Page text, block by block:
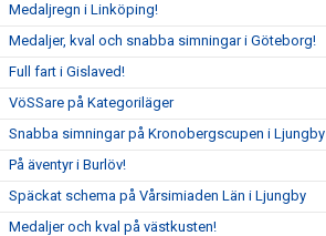
Medaljregn i Linköping!
Medaljer, kval och snabba simningar i Göteborg!
Full fart i Gislaved!
VöSSare på Kategoriläger
Snabba simningar på Kronobergscupen i Ljungby
På äventyr i Burlöv!
Späckat schema på Vårsimiaden Län i Ljungby
Medaljer och kval på västkusten!